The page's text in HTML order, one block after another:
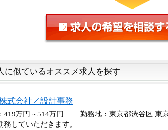
に似ているオススメ求人を探す
式会社／設計事務
419万円～514万円 勤務地：東京都渋谷区 東京
務していただきます。